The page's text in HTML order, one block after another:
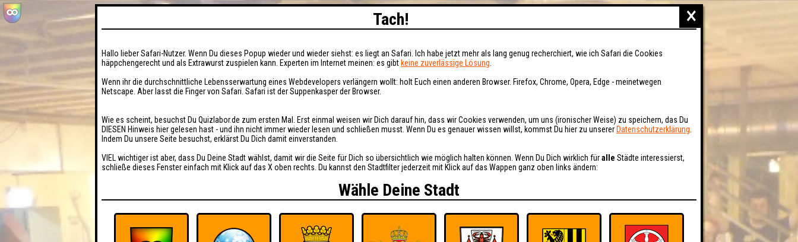
×
Tach!
Hallo lieber Safari-Nutzer. Wenn Du dieses Popup wieder und wieder siehst: es liegt an Safari. Ich habe jetzt mehr als lang genug recherchiert, wie ich Safari die Cookies
häppchengerecht und als Extrawurst zuspielen kann. Experten im Internet meinen: es gibt keine zuverlässige Lösung
Wenn ihr die durchschnittliche Lebensserwartung eines Webdevelopers verlängern wollt: holt Euch einen anderen Browser. Firefox, Chrome, Opera, Edge - meinetwegen
Netscape. Aber lasst die Finger von Safari. Safari ist der Suppenkasper der Browser.
Wie es scheint, besuchst Du Quizlabor.de zum ersten Mal. Erst einmal weisen wir Dich darauf hin, dass wir Cookies verwenden, um uns (ironischer Weise) zu speichern, das Du
DIESEN Hinweis hier gelesen hast - und ihn nicht immer wieder lesen und schließen musst. Wenn Du es genauer wissen willst, kommst Du hier zu unserer Datenschutzerklärung
Indem Du unsere Seite besuchst, erklärst Du Dich damit einverstanden.
VIEL wichtiger ist aber, dass Du Deine Stadt wählst, damit wir die Seite für Dich so übersichtlich wie möglich halten können. Wenn Du Dich wirklich füralle Städte interessierst,
schließe dieses Fenster einfach mit Klick auf das X oben rechts. Du kannst den Stadtfilter jederzeit mit Klick auf das Wappen ganz oben links ändern:
Wähle Deine Stadt